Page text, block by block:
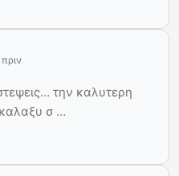
την καλυτερη
σ …